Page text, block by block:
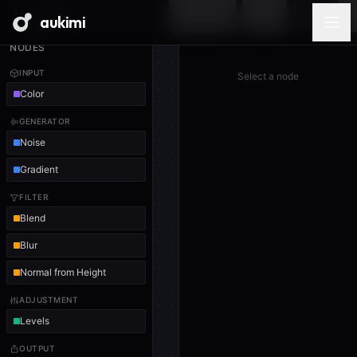
aukimi
NODES
INPUT
Color
GENERATOR
Noise
Gradient
FILTER
Blend
Blur
Normal from Height
ADJUSTMENT
Levels
OUTPUT
Select a node